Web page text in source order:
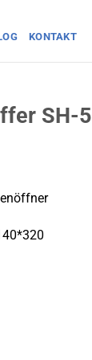
KONTAKT
SH-5